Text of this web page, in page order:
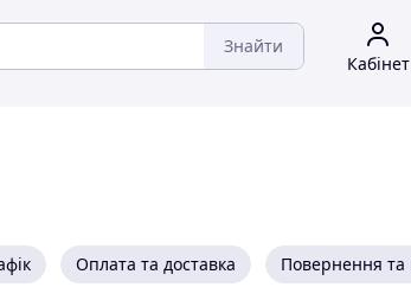
Знайти
Кабінет
Оплата та доставка Повернення та